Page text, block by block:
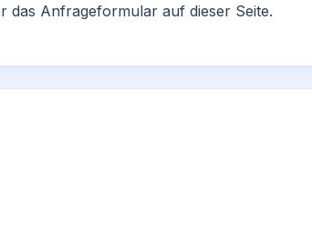
das Anfrageformular auf dieser Seite.